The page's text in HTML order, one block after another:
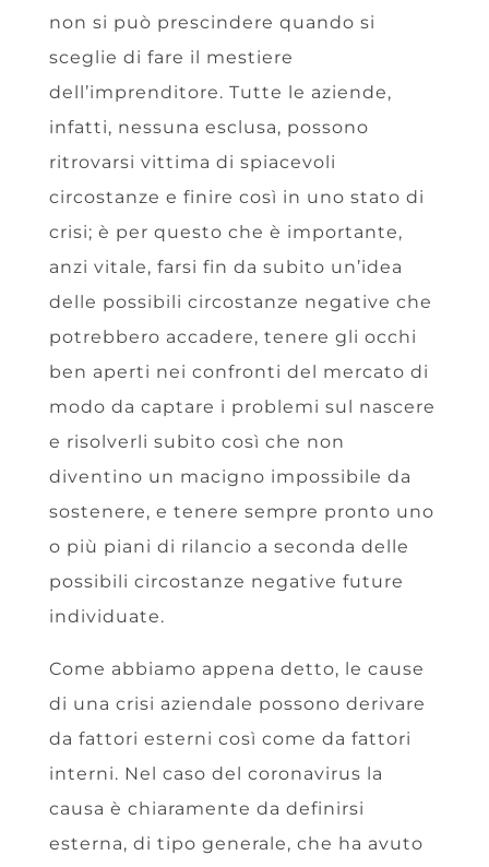
non si può prescindere quando si
sceglie di fare il mestiere
dell’imprenditore. Tutte le aziende,
infatti, nessuna esclusa, possono
ritrovarsi vittima di spiacevoli
circostanze e finire così in uno stato di
crisi; è per questo che è importante,
anzi vitale, farsi fin da subito un’idea
delle possibili circostanze negative che
potrebbero accadere, tenere gli occhi
ben aperti nei confronti del mercato di
modo da captare i problemi sul nascere
e risolverli subito così che non
diventino un macigno impossibile da
sostenere, e tenere sempre pronto uno
o più piani di rilancio a seconda delle
possibili circostanze negative future
individuate.
Come abbiamo appena detto, le cause
di una crisi aziendale possono derivare
da fattori esterni così come da fattori
interni. Nel caso del coronavirus la
causa è chiaramente da definirsi
esterna, di tipo generale, che ha avuto